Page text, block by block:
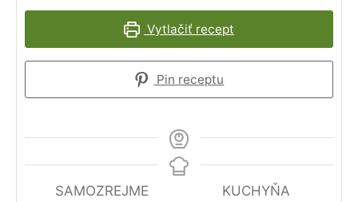
Vytlačiť recept
Pin receptu
SAMOZREJME
KUCHYŇA